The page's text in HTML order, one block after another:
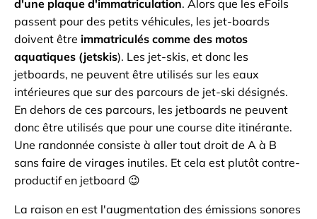
d'une plaque d'immatriculation. Alors que les eFoils
passent pour des petits véhicules, les jet-boards
doivent être immatriculés comme des motos
aquatiques (jetskis). Les jet-skis, et donc les
jetboards, ne peuvent être utilisés sur les eaux
intérieures que sur des parcours de jet-ski désignés.
En dehors de ces parcours, les jetboards ne peuvent
donc être utilisés que pour une course dite itinérante.
Une randonnée consiste à aller tout droit de A à B
sans faire de virages inutiles. Et cela est plutôt contre-
productif en jetboard 😉
La raison en est l'augmentation des émissions sonores